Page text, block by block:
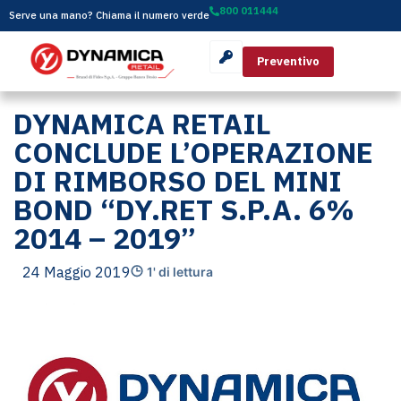
Serve una mano? Chiama il numero verde 800 011444
Preventivo
DYNAMICA RETAIL
CONCLUDE L’OPERAZIONE
DI RIMBORSO DEL MINI
BOND “DY.RET S.P.A. 6%
2014 – 2019”
24 Maggio 2019 1' di lettura